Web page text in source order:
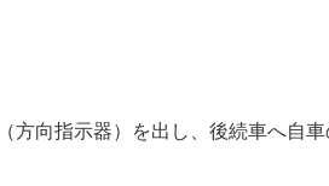
向指示器）を出し、後続車へ自